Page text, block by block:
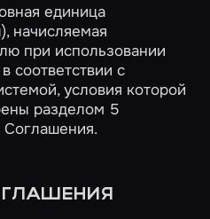
единица
начисляемая
при использовании
соответствии с
условия которой
разделом 5
Соглашения.